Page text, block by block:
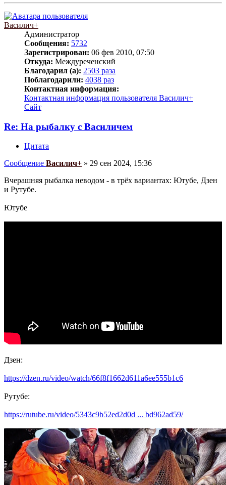
Василич+
Администратор
Сообщения: 5732
Зарегистрирован: 06 фев 2010, 07:50
Откуда: Междуреченский
Благодарил (а): 2503 раза
Поблагодарили: 4038 раз
Контактная информация:
Контактная информация пользователя Василич+
Сайт
Re: На рыбалку с Василичем
Цитата
Сообщение Василич+ » 29 сен 2024, 15:36
Вчерашняя рыбалка неводом - в трёх вариантах: Ютубе, Дзен
и Рутубе.
Ютубе
Дзен:
https://dzen.ru/video/watch/66f8f1662d611a6ee555b1c6
Рутубе:
https://rutube.ru/video/5343c9b52ed2d0d ... bd962ad59/